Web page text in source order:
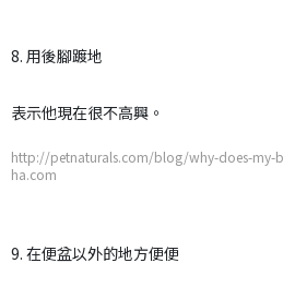
8. 用後腳踱地
表示他現在很不高興。
http://petnaturals.com/blog/why-does-
ha.com
9. 在便盆以外的地方便便